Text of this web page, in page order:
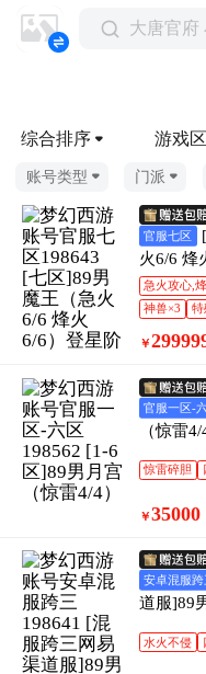
大唐官府
综合排序 游戏
账号类型 门派
官服七区
[
火6/6 烽
急火攻心,
神兽×3
特
￥
官服一区-
（惊雷4/
惊雷碎胆
￥35000
安卓混服跨
道服]89
水火不侵